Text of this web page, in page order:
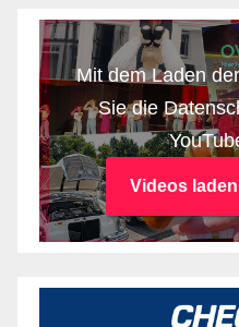
Mit dem Laden
Sie die
Videos